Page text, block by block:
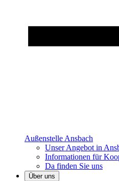
Außenstelle Ansbach
Unser Angebot in
Informationen für
Da finden Sie uns
Über uns